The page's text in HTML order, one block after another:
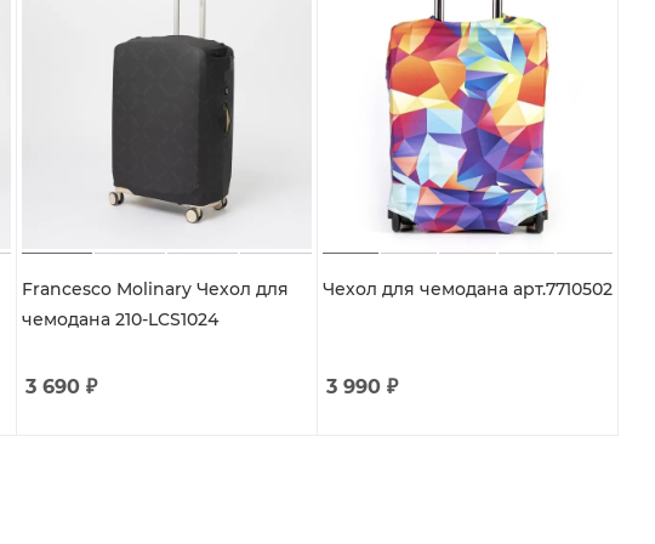
Francesco Molinary Чехол для
чемодана 210-LCS1024
3 690₽
Чехол для чемодана арт.7710502
3 990₽